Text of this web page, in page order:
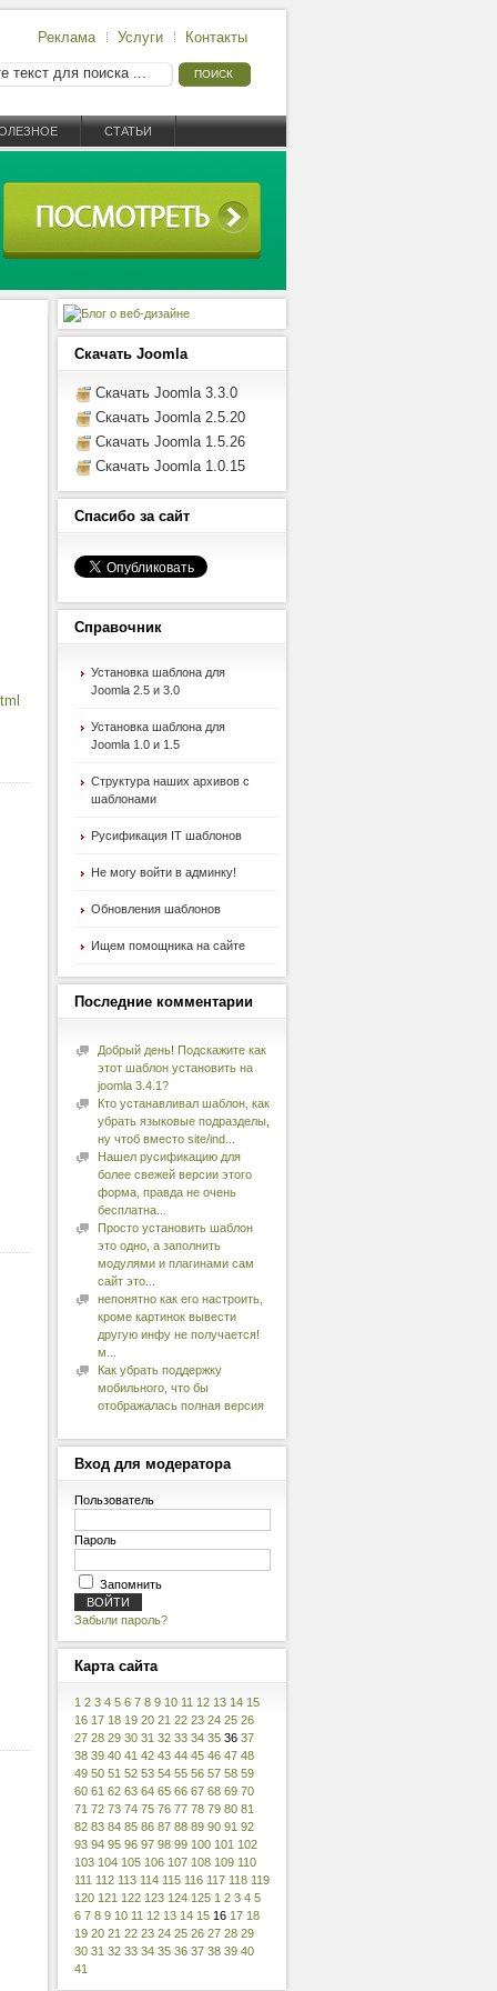
Реклама Услуги Контакты
СТАТЬИ
Скачать Joomla
Скачать Joomla 3.3.0
Скачать Joomla 2.5.20
Скачать Joomla 1.5.26
Скачать Joomla 1.0.15
Спасибоза сайт
Справочник
Установка шаблона для
Joomla 2.5 и 3.0
Установка шаблона для
Joomla 1.0 и 1.5
Структура наших архивов с
шаблонами
Русификация IT шаблонов
Не могу войти в админку!
Обновления шаблонов
Ищем помощника на сайте
Последниекомментарии
Добрый день! Подскажите как
этот шаблон установить на
joomla 3.4.1?
Кто устанавливал шаблон, как
убрать языковые подразделы,
ну чтоб вместо site/ind...
Нашел русификацию для
более свежей версии этого
форма, правда не очень
бесплатна...
Просто установить шаблон
это одно, а заполнить
модулями и плагинами сам
сайт это...
непонятно как его настроить,
кроме картинок вывести
другую инфу не получается!
м...
Как убрать поддержку
мобильного, что бы
отображалась полная версия
Входдля модератора
Пользователь
Пароль
Запомнить
Забыли пароль?
Картасайта
1 2 3 4 5 6 7 8 9 10 11 12 13 14 15
16 17 18 19 20 21 22 23 24 25 26
27 28 29 30 31 32 33 34 35 36 37
38 39 40 41 42 43 44 45 46 47 48
49 50 51 52 53 54 55 56 57 58 59
60 61 62 63 64 65 66 67 68 69 70
71 72 73 74 75 76 77 78 79 80 81
82 83 84 85 86 87 88 89 90 91 92
93 94 95 96 97 98 99 100 101 102
103 104 105 106 107 108 109 110
111 112 113 114 115 116 117 118 119
120 121 122 123 124 125 1 2 3 4 5
6 7 8 9 10 11 12 13 14 15 16 17 18
19 20 21 22 23 24 25 26 27 28 29
30 31 32 33 34 35 36 37 38 39 40
41